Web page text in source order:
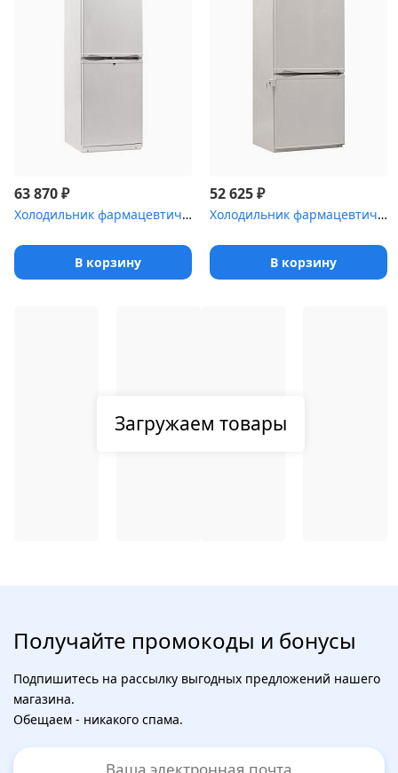
63 870₽
Холодильник фармацевтический двухкамерный POZIS ХФД-280-1 белый д...
В корзину
52 625₽
Холодильник фармацевтический Pozis ХЛ-250
В корзину
Загружаем товары
Получайте промокоды и бонусы
Подпишитесь на рассылку выгодных предложений нашего
магазина.
Обещаем - никакого спама.